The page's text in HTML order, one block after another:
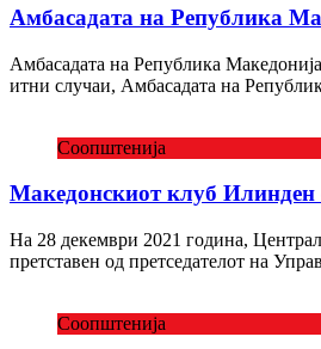
Амбасадата на Република
Амбасадата на Република
итни случаи, Амбасадата на
Соопштенија
Македонскиот клуб Илинден
На 28 декември 2021 година,
претставен од претседателот на
Соопштенија